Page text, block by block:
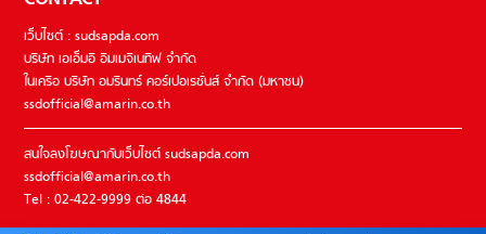
เว็บไซต์ : sudsapda.com
บริษัท เอเอ็มอี อิมเมจิเนทีฟ จำกัด
ในเครือ บริษัท อมรินทร์ คอร์เปอเรชั่นส์ จำกัด (มหาชน)
ssdofficial@amarin.co.th
สนใจลงโฆษณากับเว็บไซต์ sudsapda.com
ssdofficial@amarin.co.th
Tel : 02-422-9999 ต่อ 4844